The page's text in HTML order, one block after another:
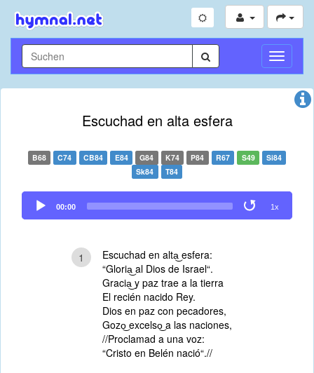
Escuchad en alta esfera
B68 C74 CB84 E84 G84 K74 P84 R67 S49
Si84
Sk84
T84
Audio
Player
00:00 1x
1
Escuchad en alta͜ esfera:
“Gloria͜ al Dios de Israel“.
Gracia͜ y paz trae a la tierra
El recién nacido Rey.
Dios en paz con pecadores,
Gozo͜ excelso͜ a las naciones,
//Proclamad a una voz:
“Cristo en Belén nació“.//